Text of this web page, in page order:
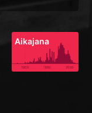
Aikajana